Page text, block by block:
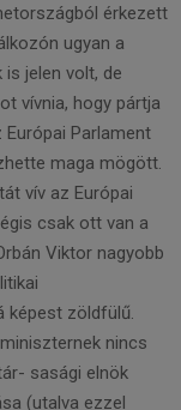
érkezett
ugyan a
jelen volt, de
vívnia, hogy pártja
Parlament
maga mögött.
vív az Európai
csak ott van a
Viktor nagyobb
képest zöldfülű.
nincs
sasági elnök
(utalva ezzel